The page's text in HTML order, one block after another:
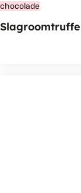
chocolade